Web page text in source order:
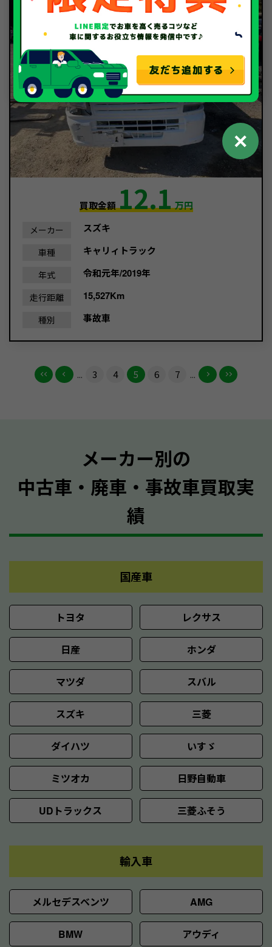
買取金額12.1万円
メーカー スズキ
車種 キャリィトラック
年式 令和元年/2019年
走行距離 15,527Km
種別 事故車
... 3 4 5 6 7 ...
メーカー別の
中古車・廃車・事故車買取実
績
国産車
トヨタ レクサス
日産 ホンダ
マツダ スバル
スズキ 三菱
ダイハツ いすゞ
ミツオカ 日野自動車
UDトラックス 三菱ふそう
輸入車
メルセデスベンツ AMG
BMW アウディ
✕